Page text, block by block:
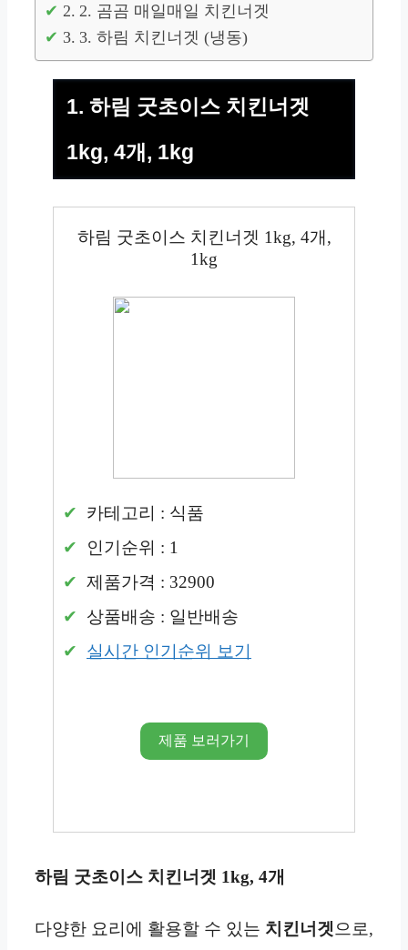
2. 곰곰 매일매일 치킨너겟
3. 하림 치킨너겟 (냉동)
1. 하림 굿초이스 치킨너겟
1kg, 4개, 1kg
하림 굿초이스 치킨너겟 1kg, 4개,
1kg
카테고리 : 식품
인기순위 : 1
제품가격 : 32900
상품배송 : 일반배송
실시간 인기순위 보기
제품 보러가기
하림 굿초이스 치킨너겟 1kg, 4개
다양한 요리에 활용할 수 있는 치킨너겟으로,